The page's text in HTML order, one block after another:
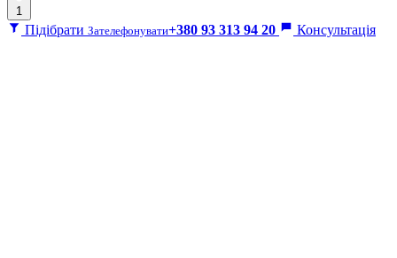
1
Підібрати Зателефонувати+380 93 313 94 20 Консультація